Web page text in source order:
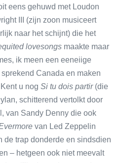
eens gehuwd met Loudon
III (zijn zoon musiceert
naar het schijnt) die het
lovesongs maakte maar
ik meen een eeneiige
Canada en maken
u nog Si tu dois partir(die
schitterend vertolkt door
van Sandy Denny die ook
van Led Zeppelin
de trap donderde en sindsdien
– hetgeen ook niet meevalt